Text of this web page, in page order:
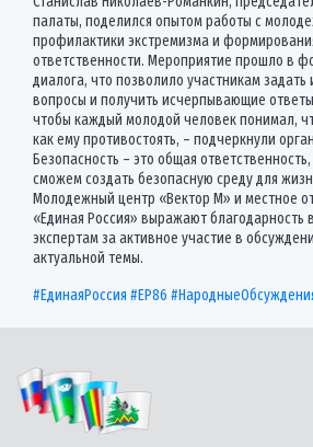
палаты, поделился опытом работы с
профилактики экстремизма и
ответственности. Мероприятие прошло в
диалога, что позволило участникам
вопросы и получить исчерпывающие ответы
чтобы каждый молодой человек понимал,
как ему противостоять, – подчеркнули
Безопасность – это общая
сможем создать безопасную среду для
Молодежный центр «Вектор М» и местное
«Единая Россия» выражают благодарность
экспертам за активное участие в
актуальной темы.
#ЕдинаяРоссия #ЕР86